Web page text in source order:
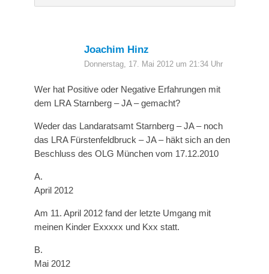
Joachim Hinz
Donnerstag, 17. Mai 2012 um 21:34 Uhr
Wer hat Positive oder Negative Erfahrungen mit
dem LRA Starnberg – JA – gemacht?
Weder das Landaratsamt Starnberg – JA – noch
das LRA Fürstenfeldbruck – JA – häkt sich an den
Beschluss des OLG München vom 17.12.2010
A.
April 2012
Am 11. April 2012 fand der letzte Umgang mit
meinen Kinder Exxxxx und Kxx statt.
B.
Mai 2012